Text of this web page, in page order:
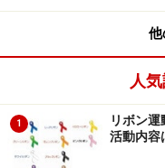
他
人
1
リボン
活動内容